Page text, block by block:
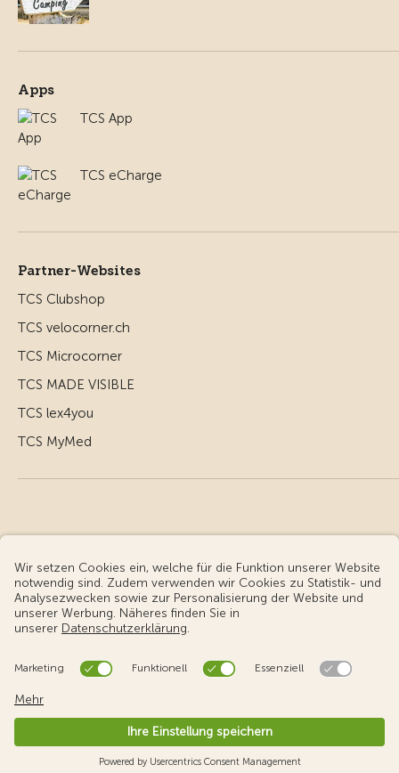
Apps
TCS App
TCS eCharge
Partner-Websites
TCS Clubshop
TCS velocorner.ch
TCS Microcorner
TCS MADE VISIBLE
TCS lex4you
TCS MyMed
© Touring Club Schweiz
Benutzungsbedingungen - rechtliche Informationen
Cookie-Einstellungen